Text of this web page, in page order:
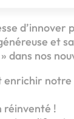
d’innover
et
dans nos
enrichir
réinventé !